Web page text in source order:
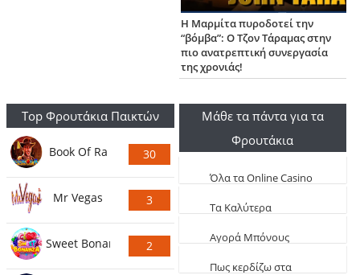
Η Μαρμίτα πυροδοτεί την
“βόμβα”: Ο Τζον Τάραμας στην
πιο ανατρεπτική συνεργασία
της χρονιάς!
Top Φρουτάκια Παικτών
Book Of Ra
30
Ψήφους
Mr Vegas
3
Ψήφους
Sweet Bonanza
2
Ψήφους
Μάθε τα πάντα για τα
Φρουτάκια
Όλα τα Online Casino
Live
Τα Καλύτερα
Φρουτάκια (Τα πιο
Aγορά Μπόνους
Φρουτάκια: Τα
Πως κερδίζω στα